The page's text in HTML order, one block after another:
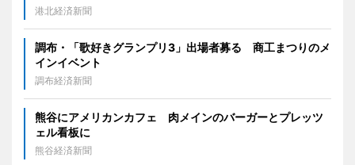
港北経済新聞
調布・「歌好きグランプリ3」出場者募る 商工まつりのメ
インイベント
調布経済新聞
熊谷にアメリカンカフェ 肉メインのバーガーとプレッツ
ェル看板に
熊谷経済新聞